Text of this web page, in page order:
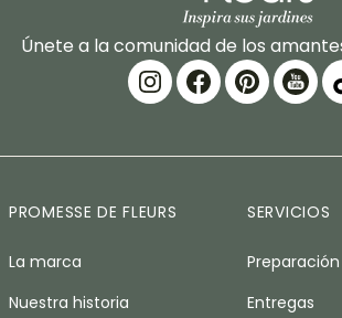
Únete a la comunidad de los
PROMESSE DE FLEURS
La marca
Nuestra historia
SERVICIOS
Entregas